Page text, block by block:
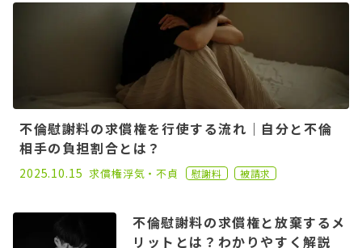
不倫慰謝料の求償権を行使する流れ｜自分と不倫
相手の負担割合とは？
2022.10.05
2025.10.15 求償権浮気・不貞 慰謝料 被請求
不倫慰謝料の求償権と放棄するメ
リットとは？わかりやすく解説